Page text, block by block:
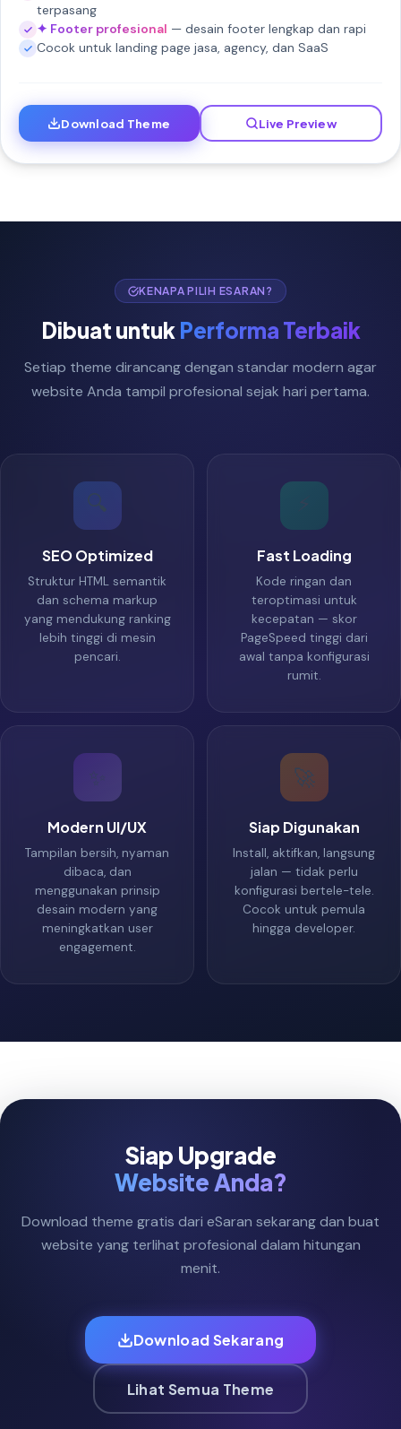
terpasang
✦ Footer profesional — desain footer lengkap dan rapi
Cocok untuk landing page jasa, agency, dan SaaS
Download Theme Live Preview
KENAPA PILIH ESARAN?
Dibuat untuk Performa Terbaik
Setiap theme dirancang dengan standar modern agar
website Anda tampil profesional sejak hari pertama.
🔍
SEO Optimized
Struktur HTML semantik
dan schema markup
yang mendukung ranking
lebih tinggi di mesin
pencari.
Fast Loading
Kode ringan dan
teroptimasi untuk
kecepatan — skor
PageSpeed tinggi dari
awal tanpa konfigurasi
rumit.
✨
Modern UI/UX
Tampilan bersih, nyaman
dibaca, dan
menggunakan prinsip
desain modern yang
meningkatkan user
engagement.
🚀
Siap Digunakan
Install, aktifkan, langsung
jalan — tidak perlu
konfigurasi bertele-tele.
Cocok untuk pemula
hingga developer.
Siap Upgrade
Website Anda?
Download theme gratis dari eSaran sekarang dan buat
website yang terlihat profesional dalam hitungan
menit.
Download Sekarang
Lihat Semua Theme